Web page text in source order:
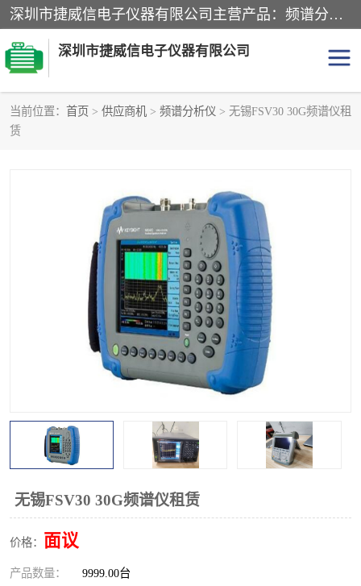
深圳市捷威信电子仪器有限公司主营产品：频谱分析仪.信号发生器.网络分析仪.音频分析仪，示波器，电源，音频分析仪。综合测试仪。蓝牙测试仪等
深圳市捷威信电子仪器有限公司
当前位置： 首页 > 供应商机 > 频谱分析仪 > 无锡FSV30 30G频谱仪租
赁
无锡FSV30 30G频谱仪租赁
价格： 面议
产品数量： 9999.00台
天馈线测试仪
信号源
GPIB-USB卡 数据采集仪
数字源表
函数信号发生器
阻抗分析仪 LCR电桥
频率计 无线测试仪
静电计